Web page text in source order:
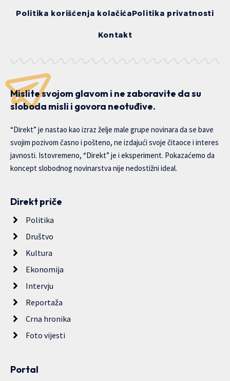
Politika korišćenja kolačićaPolitika privatnosti
Kontakt
Mislite svojom glavom i ne zaboravite da su
sloboda misli i govora neotuđive.
“Direkt” je nastao kao izraz želje male grupe novinara da se bave
svojim pozivom časno i pošteno, ne izdajući svoje čitaoce i interes
javnosti. Istovremeno, “Direkt” je i eksperiment. Pokazaćemo da
koncept slobodnog novinarstva nije nedostižni ideal.
Direkt priče
Politika
Društvo
Kultura
Ekonomija
Intervju
Reportaža
Crna hronika
Foto vijesti
Portal